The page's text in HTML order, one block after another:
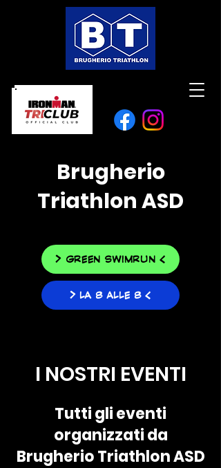
Brugherio
Triathlon ASD
> GREEN SWIMRUN <
> LA 8 ALLE 8 <
I NOSTRI EVENTI
Tutti gli eventi
organizzati da
Brugherio Triathlon ASD